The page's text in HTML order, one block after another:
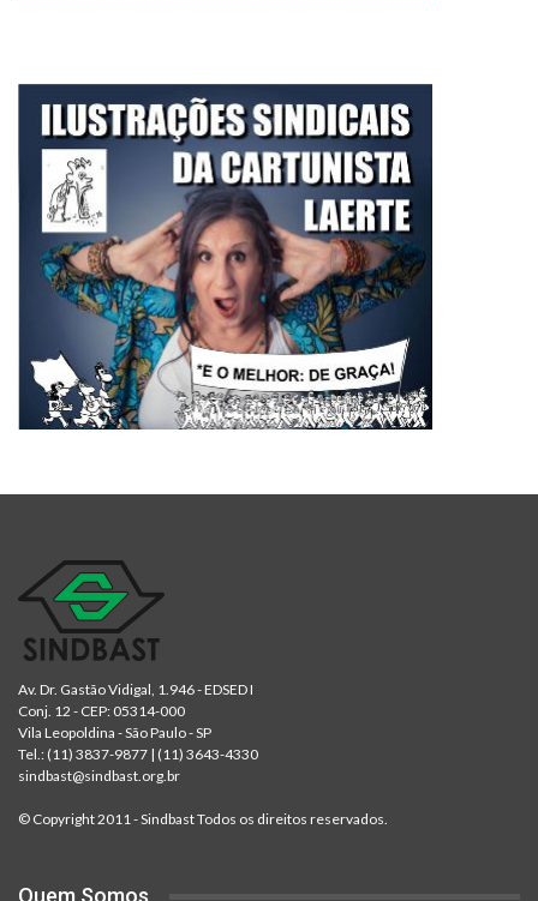
Av. Dr. Gastão Vidigal, 1.946 - EDSED I
Conj. 12 - CEP: 05314-000
Vila Leopoldina - São Paulo - SP
Tel.: (11) 3837-9877 | (11) 3643-4330
sindbast@sindbast.org.br
© Copyright 2011 - Sindbast Todos os direitos reservados.
Quem Somos